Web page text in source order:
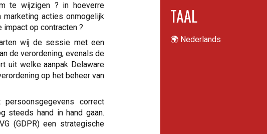
te wijzigen ? in hoeverre
acties onmogelijk
op contracten ?
wij de sessie met een
de verordening, evenals de
uit welke aanpak Delaware
op het beheer van
correct
steeds hand in hand gaan.
(GDPR) een strategische
TAAL
🌍 Nederlands